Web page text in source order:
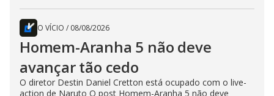
O VÍCIO / 08/08/2026
Homem-Aranha 5 não deve
avançar tão cedo
O diretor Destin Daniel Cretton está ocupado com o live-
action de Naruto O post Homem-Aranha 5 não deve